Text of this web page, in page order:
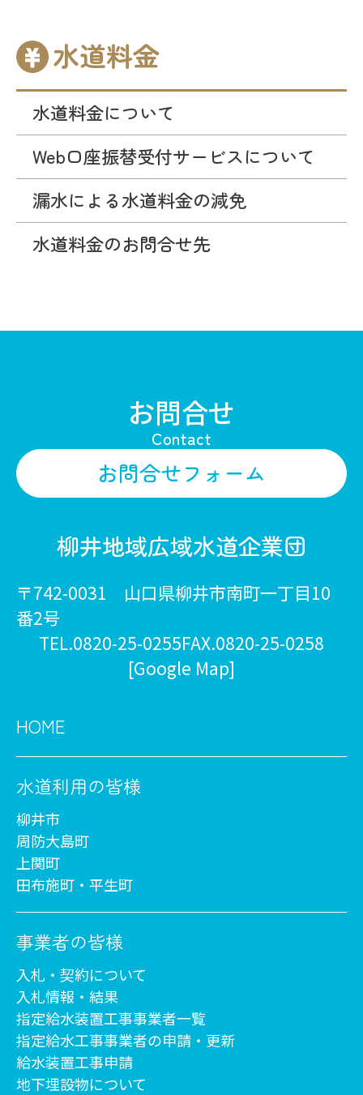
水道料金
水道料金について
Web口座振替受付サービスについて
漏水による水道料金の減免
水道料金のお問合せ先
お問合せ
Contact
お問合せフォーム
柳井地域広域水道企業団
〒742-0031 山口県柳井市南町一丁目10
番2号
TEL.0820-25-0255FAX.0820-25-0258
[Google Map]
HOME
水道利用の皆様
柳井市
周防大島町
上関町
田布施町・平生町
事業者の皆様
入札・契約について
入札情報・結果
指定給水装置工事事業者一覧
指定給水工事事業者の申請・更新
給水装置工事申請
地下埋設物について